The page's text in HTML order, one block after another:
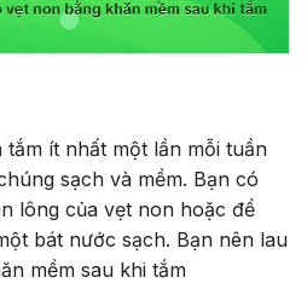
ít nhất một lần mỗi tuần
sạch và mềm. Bạn có
lông của vẹt non hoặc để
bát nước sạch. Bạn nên lau
mềm sau khi tắm